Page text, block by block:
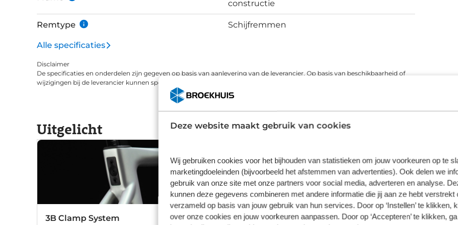
Deze website maakt gebruik van cookies
Wij gebruiken cookies voor het bijhouden van statistieken om jouw voorkeuren op te
marketingdoeleinden (bijvoorbeeld het afstemmen van advertenties). Ook delen we
gebruik van onze site met onze partners voor social media, adverteren en analyse.
kunnen deze gegevens combineren met andere informatie die jij aan ze hebt verstrekt
verzameld op basis van jouw gebruik van hun services. Door op ‘Instellen’ te klikken,
over onze cookies en jouw voorkeuren aanpassen. Door op ‘Accepteren’ te klikken,
constructie
Remtype Schijfremmen
Alle specificaties
Disclaimer
De specificaties en onderdelen zijn gegeven op basis van aanlevering van de leverancier. Op basis van beschikbaarheid of
wijzigingen bij de leverancier kunnen specificaties afwijken.
Uitgelicht
3B Clamp System Persoonlijk maatadvies